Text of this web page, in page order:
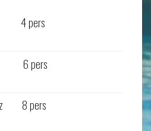
4 pers
6 pers
+bz 8 pers